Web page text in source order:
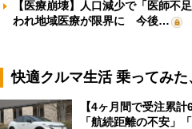
【医療崩壊】人口減少で「医師不
われ地域医療が限界に 今後…
快適クルマ生活 乗ってみ
【4ヶ月間で受注累
「航続距離の不安」